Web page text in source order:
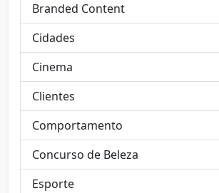
Branded Content
Cidades
Cinema
Clientes
Comportamento
Concurso de Beleza
Esporte